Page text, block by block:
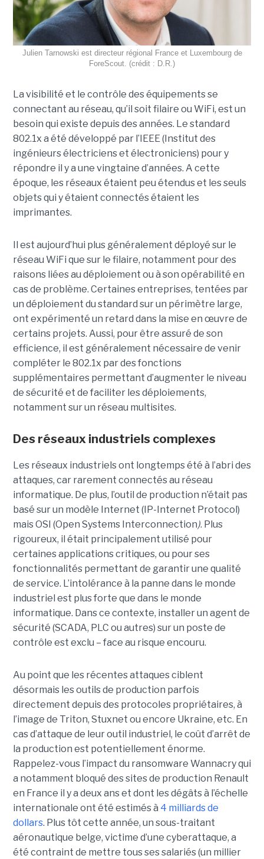
Julien Tarnowski est directeur régional France et Luxembourg de
ForeScout. (crédit : D.R.)
La visibilité et le contrôle des équipements se
connectant au réseau, qu’il soit filaire ou WiFi, est un
besoin qui existe depuis des années. Le standard
802.1x a été développé par l’IEEE (Institut des
ingénieurs électriciens et électroniciens) pour y
répondre il y a une vingtaine d’années. A cette
époque, les réseaux étaient peu étendus et les seuls
objets qui y étaient connectés étaient les
imprimantes.
Il est aujourd’hui plus généralement déployé sur le
réseau WiFi que sur le filaire, notamment pour des
raisons liées au déploiement ou à son opérabilité en
cas de problème. Certaines entreprises, tentées par
un déploiement du standard sur un périmètre large,
ont expérimenté un retard dans la mise en œuvre de
certains projets. Aussi, pour être assuré de son
efficience, il est généralement nécessaire de venir
compléter le 802.1x par des fonctions
supplémentaires permettant d’augmenter le niveau
de sécurité et de faciliter les déploiements,
notamment sur un réseau multisites.
Des réseaux industriels complexes
Les réseaux industriels ont longtemps été à l’abri des
attaques, car rarement connectés au réseau
informatique. De plus, l’outil de production n’était pas
basé sur un modèle Internet (IP-Internet Protocol)
mais OSI (Open Systems Interconnection). Plus
rigoureux, il était principalement utilisé pour
certaines applications critiques, ou pour ses
fonctionnalités permettant de garantir une qualité
de service. L’intolérance à la panne dans le monde
industriel est plus forte que dans le monde
informatique. Dans ce contexte, installer un agent de
sécurité (SCADA, PLC ou autres) sur un poste de
contrôle est exclu – face au risque encouru.
Au point que les récentes attaques ciblent
désormais les outils de production parfois
directement depuis des protocoles propriétaires, à
l’image de Triton, Stuxnet ou encore Ukraine, etc. En
cas d’attaque de leur outil industriel, le coût d’arrêt de
la production est potentiellement énorme.
Rappelez-vous l’impact du ransomware Wannacry qui
a notamment bloqué des sites de production Renault
en France il y a deux ans et dont les dégâts à l’échelle
internationale ont été estimés à 4 milliards de
dollars. Plus tôt cette année, un sous-traitant
aéronautique belge, victime d’une cyberattaque, a
été contraint de mettre tous ses salariés (un millier